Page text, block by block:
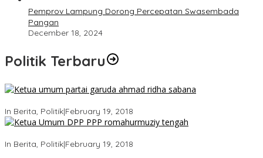
Pemprov Lampung Dorong Percepatan Swasembada
Pangan
December 18, 2024
Politik Terbaru
In Berita, Politik|February 19, 2018
In Berita, Politik|February 19, 2018